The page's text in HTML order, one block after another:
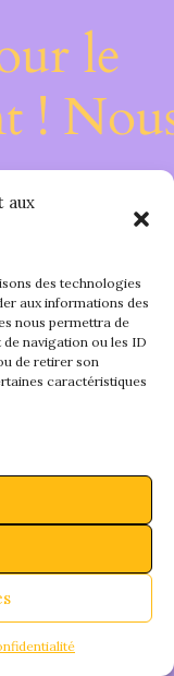
aux
des technologies
aux informations des
nous permettra de
navigation ou les ID
de retirer son
caractéristiques
le
!
sur
de
!